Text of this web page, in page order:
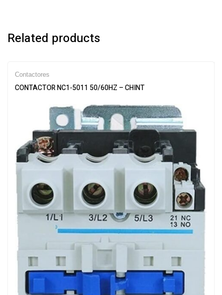
Related products
Contactores
CONTACTOR NC1-5011 50/60HZ – CHINT